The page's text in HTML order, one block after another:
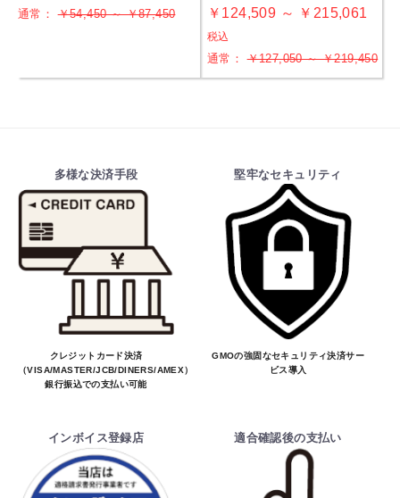
通常：￥54,450 ～ ￥87,450
￥124,509 ～ ￥215,061
税込
通常：￥127,050 ～ ￥219,450
お買物を続ける カートへ進む
多様な決済手段
クレジットカード決済
（VISA/MASTER/JCB/DINERS/AMEX）、
銀行振込での支払い可能
堅牢なセキュリティ
GMOの強固なセキュリティ決済サー
ビス導入
インボイス登録店 適合確認後の支払い